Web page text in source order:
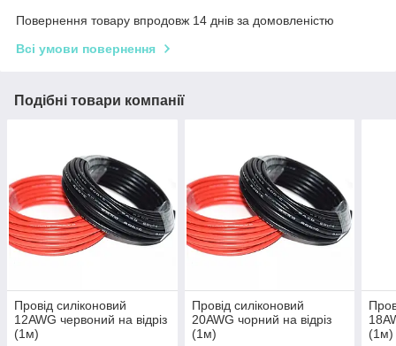
Повернення товару впродовж 14 днів за домовленістю
Всі умови повернення
Подібні товари компанії
Провід силіконовий
12AWG червоний на відріз
(1м)
Провід силіконовий
20AWG чорний на відріз
(1м)
(1м)